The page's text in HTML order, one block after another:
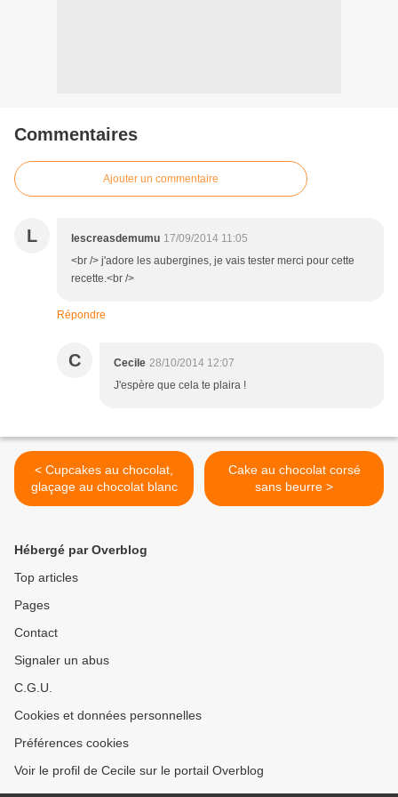
Commentaires
Ajouter un commentaire
L lescreasdemumu 17/09/2014 11:05
<br /> j'adore les aubergines, je vais tester merci pour cette
recette.<br />
Répondre
C Cecile 28/10/2014 12:07
J'espère que cela te plaira !
< Cupcakes au chocolat,
glaçage au chocolat blanc
Cake au chocolat corsé
sans beurre >
Hébergé par Overblog
Top articles
Pages
Contact
Signaler un abus
C.G.U.
Cookies et données personnelles
Préférences cookies
Voir le profil de Cecile sur le portail Overblog